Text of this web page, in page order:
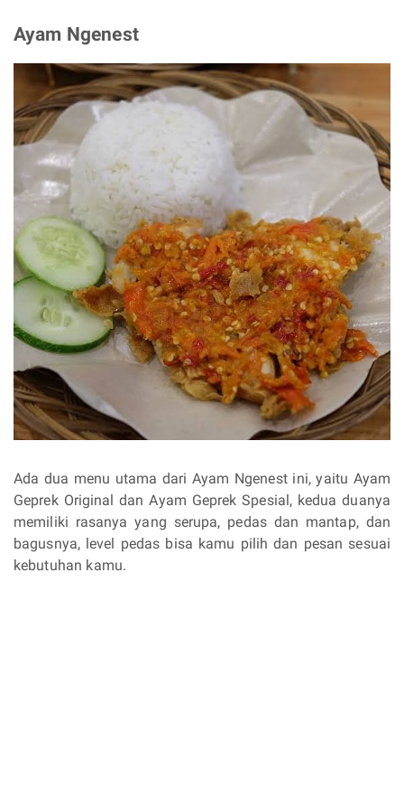
Ayam Ngenest
Ada dua menu utama dari Ayam Ngenest ini, yaitu Ayam
Geprek Original dan Ayam Geprek Spesial, kedua duanya
memiliki rasanya yang serupa, pedas dan mantap, dan
bagusnya, level pedas bisa kamu pilih dan pesan sesuai
kebutuhan kamu.